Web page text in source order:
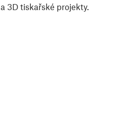
3D tiskařské projekty.